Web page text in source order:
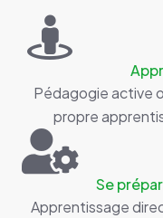
Pédagogie active
propre
Se
Apprentissage